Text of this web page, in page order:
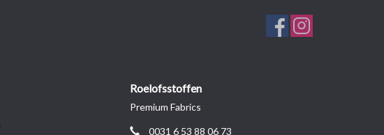
Roelofsstoffen
Premium Fabrics
0031 6 53 88 06 73